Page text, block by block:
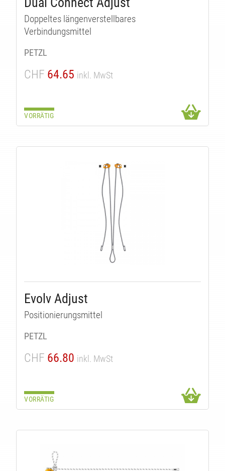
Doppeltes längenverstellbares
Verbindungsmittel
PETZL
CHF 64.65 inkl. MwSt
VORRÄTIG
Evolv Adjust
Positionierungsmittel
PETZL
CHF 66.80 inkl. MwSt
VORRÄTIG